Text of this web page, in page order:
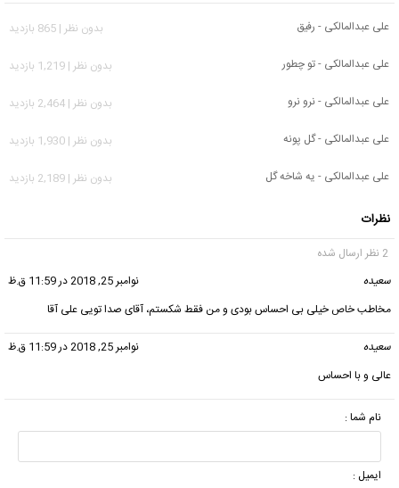
علی عبدالمالکی - رفیق
بدون نظر | 865 بازدید
علی عبدالمالکی - تو چطور
بدون نظر | 1,219 بازدید
علی عبدالمالکی - نرو نرو
بدون نظر | 2,464 بازدید
علی عبدالمالکی - گل پونه
بدون نظر | 1,930 بازدید
علی عبدالمالکی - یه شاخه گل
بدون نظر | 2,189 بازدید
نظرات
2 نظر ارسال شده
سعیده
نوامبر 25, 2018 در 11:59 ق.ظ
مخاطب خاص خیلی بی احساس بودی و من فقط شکستم، آقای صدا تویی علی آقا
سعیده
نوامبر 25, 2018 در 11:59 ق.ظ
عالی و با احساس
نام شما :
ایمیل :